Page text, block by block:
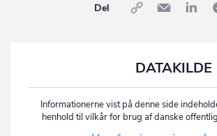
Del
DATAKILDE
Informationerne vist på denne side
henhold til vilkår for brug af danske